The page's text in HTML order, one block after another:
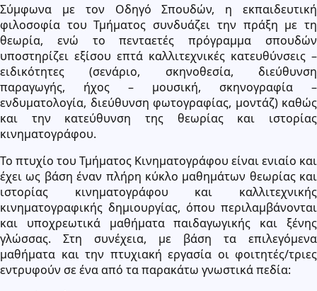
Σύμφωνα με τον Οδηγό Σπουδών, η εκπαιδευτική
φιλοσοφία του Τμήματος συνδυάζει την πράξη με τη
θεωρία, ενώ το πενταετές πρόγραμμα σπουδών
υποστηρίζει εξίσου επτά καλλιτεχνικές κατευθύνσεις –
ειδικότητες (σενάριο, σκηνοθεσία, διεύθυνση
παραγωγής, ήχος – μουσική, σκηνογραφία –
ενδυματολογία, διεύθυνση φωτογραφίας, μοντάζ) καθώς
και την κατεύθυνση της θεωρίας και ιστορίας
κινηματογράφου.
Το πτυχίο του Τμήματος Κινηματογράφου είναι ενιαίο και
έχει ως βάση έναν πλήρη κύκλο μαθημάτων θεωρίας και
ιστορίας κινηματογράφου και καλλιτεχνικής
κινηματογραφικής δημιουργίας, όπου περιλαμβάνονται
και υποχρεωτικά μαθήματα παιδαγωγικής και ξένης
γλώσσας. Στη συνέχεια, με βάση τα επιλεγόμενα
μαθήματα και την πτυχιακή εργασία οι φοιτητές/τριες
εντρυφούν σε ένα από τα παρακάτω γνωστικά πεδία: